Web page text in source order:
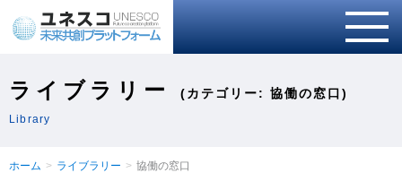
ライブラリー (カテゴリー: 協働の窓口)
Library
ホーム ライブラリー 協働の窓口